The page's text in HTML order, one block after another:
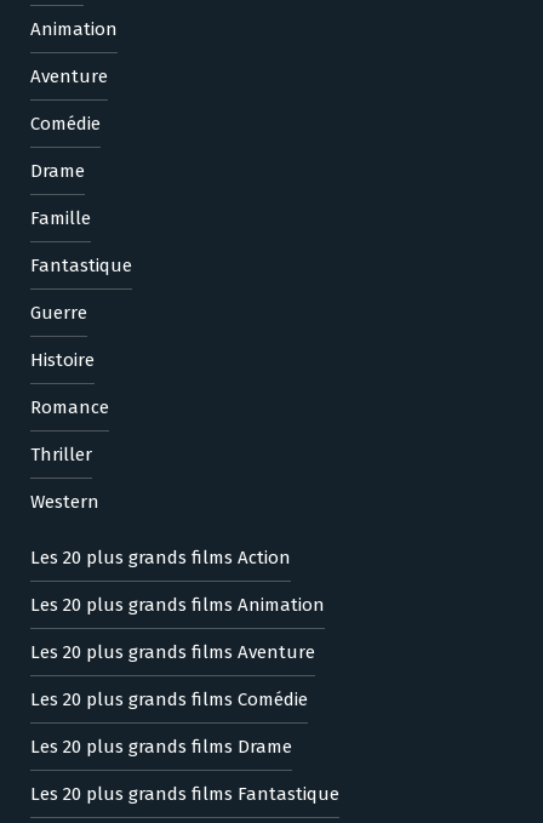
Animation
Aventure
Comédie
Drame
Famille
Fantastique
Guerre
Histoire
Romance
Thriller
Western
Les 20 plus grands films Action
Les 20 plus grands films Animation
Les 20 plus grands films Aventure
Les 20 plus grands films Comédie
Les 20 plus grands films Drame
Les 20 plus grands films Fantastique